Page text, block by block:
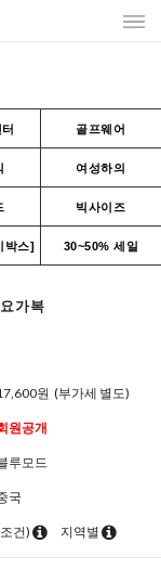
골프웨어
여성하의
빅사이즈
박스] 30~50% 세일
가복
원 (부가세 별도)
원공개
루모드
국
건) 지역별